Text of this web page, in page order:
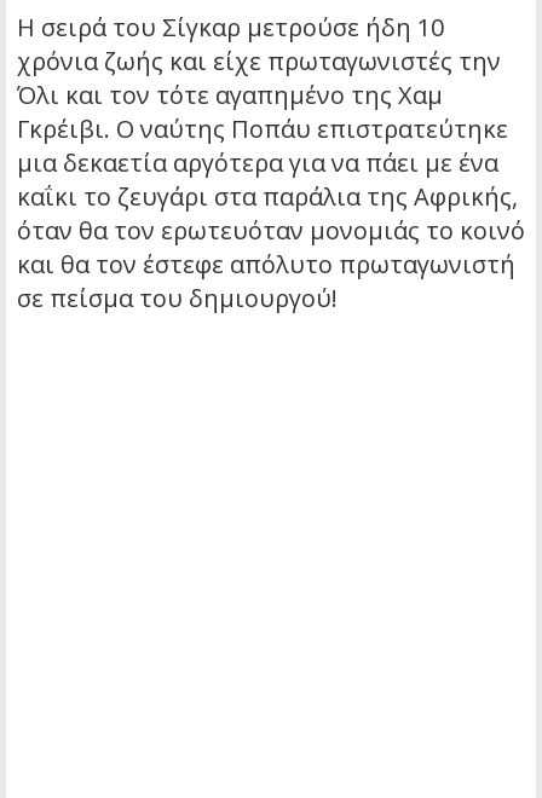
Η σειρά του Σίγκαρ μετρούσε ήδη 10
χρόνια ζωής και είχε πρωταγωνιστές την
Όλι και τον τότε αγαπημένο της Χαμ
Γκρέιβι. Ο ναύτης Ποπάυ επιστρατεύτηκε
μια δεκαετία αργότερα για να πάει με ένα
καΐκι το ζευγάρι στα παράλια της Αφρικής,
όταν θα τον ερωτευόταν μονομιάς το κοινό
και θα τον έστεφε απόλυτο πρωταγωνιστή
σε πείσμα του δημιουργού!